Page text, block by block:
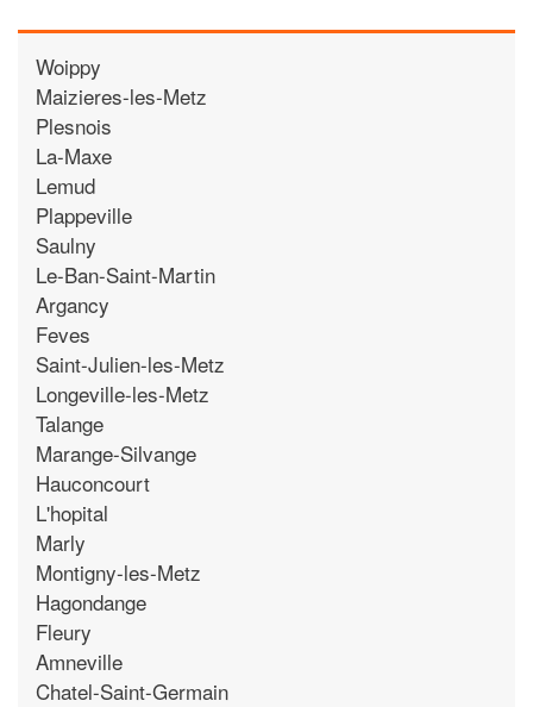
Woippy
Maizieres-les-Metz
Plesnois
La-Maxe
Lemud
Plappeville
Saulny
Le-Ban-Saint-Martin
Argancy
Feves
Saint-Julien-les-Metz
Longeville-les-Metz
Talange
Marange-Silvange
Hauconcourt
L'hopital
Marly
Montigny-les-Metz
Hagondange
Fleury
Amneville
Chatel-Saint-Germain